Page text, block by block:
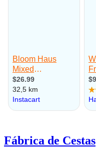
Fábrica de Cestas